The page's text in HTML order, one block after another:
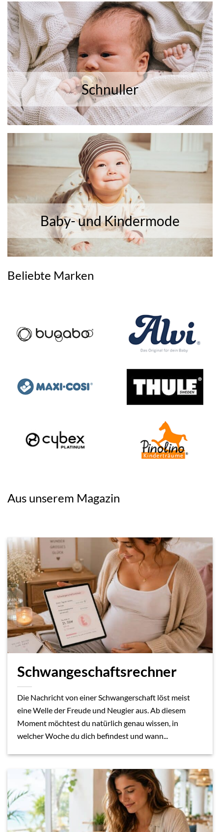
Schnuller
Baby- und Kindermode
Beliebte Marken
Aus unserem Magazin
Schwangeschaftsrechner
Die Nachricht von einer Schwangerschaft löst meist
eine Welle der Freude und Neugier aus. Ab diesem
Moment möchtest du natürlich genau wissen, in
welcher Woche du dich befindest und wann...